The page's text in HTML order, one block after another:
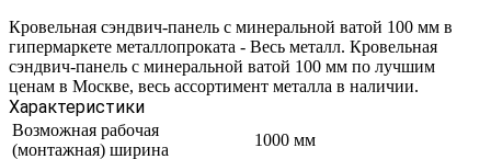
Кровельная сэндвич-панель с минеральной ватой 100 мм в
гипермаркете металлопроката - Весь металл. Кровельная
сэндвич-панель с минеральной ватой 100 мм по лучшим
ценам в Москве, весь ассортимент металла в наличии.
Характеристики
Возможная рабочая
(монтажная) ширина
1000 мм